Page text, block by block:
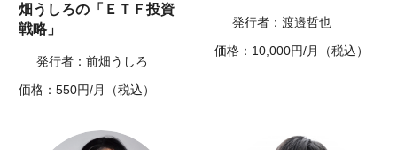
畑うしろの「ＥＴＦ投資
戦略」
発行者：前畑うしろ
価格：550円/月（税込）
発行者：渡邉哲也
価格：10,000円/月（税込）